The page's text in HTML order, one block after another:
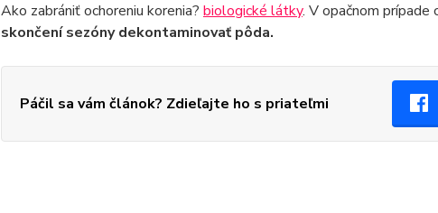
Ako zabrániť ochoreniu korenia? biologické látky. V opačnom prípade
skončení sezóny dekontaminovať pôda.
Páčil sa vám článok? Zdieľajte ho s priateľmi